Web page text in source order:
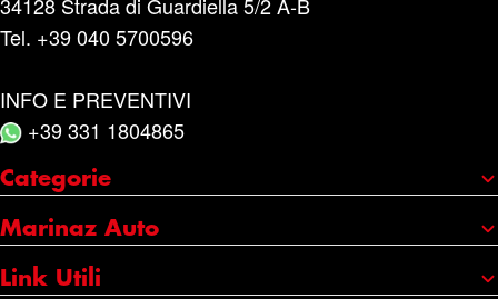
Tel. +39 040 5700596
INFO E PREVENTIVI
+39 331 1804865
Categorie
Portaggio e carico
Accessori
Marinaz Auto
Chi siamo
Link Utili